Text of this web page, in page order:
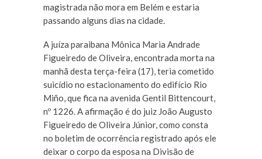
magistrada não mora em Belém e estaria
passando alguns dias na cidade.
A juíza paraibana Mônica Maria Andrade
Figueiredo de Oliveira, encontrada morta na
manhã desta terça-feira (17), teria cometido
suicídio no estacionamento do edifício Rio
Miño, que fica na avenida Gentil Bittencourt,
nº 1226. A afirmação é do juiz João Augusto
Figueiredo de Oliveira Júnior, como consta
no boletim de ocorrência registrado após ele
deixar o corpo da esposa na Divisão de